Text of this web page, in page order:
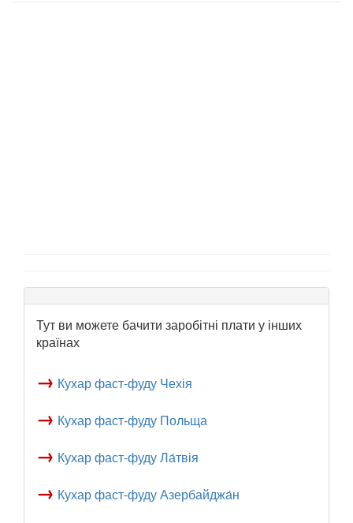
Тут ви можете бачити заробітні плати у інших
країнах
→ Кухар фаст-фуду Чехія
→ Кухар фаст-фуду Польща
→ Кухар фаст-фуду Ла́твія
→ Кухар фаст-фуду Азербайджа́н